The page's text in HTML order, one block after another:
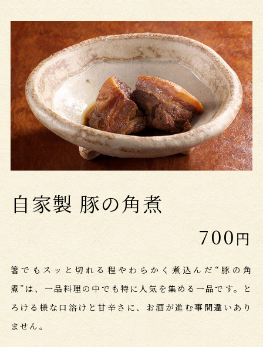
自家製 豚の角煮
700 円
箸でもスッと切れる程やわらかく煮込んだ“豚の角
煮”は、一品料理の中でも特に人気を集める一品です。
と
ろける様な口溶けと甘辛さに、お酒が進む事間違いあり
ません。